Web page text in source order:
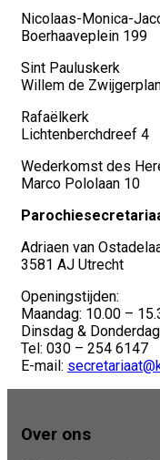
Nicolaas-Monica-
Boerhaaveplein 199
Sint Pauluskerk
Willem de
Rafaëlkerk
Lichtenberchdreef 4
Wederkomst des
Marco Pololaan 10
Adriaen van
3581 AJ Utrecht
Openingstijden:
Maandag: 10.00 –
Dinsdag &
Tel: 030 – 254 6147
E-mail:
Over ons